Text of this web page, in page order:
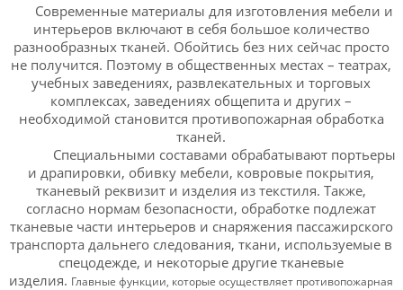
Современные материалы для изготовления мебели и
интерьеров включают в себя большое количество
разнообразных тканей. Обойтись без них сейчас просто
не получится. Поэтому в общественных местах – театрах,
учебных заведениях, развлекательных и торговых
комплексах, заведениях общепита и других –
необходимой становится противопожарная обработка
тканей.
Специальными составами обрабатывают портьеры
и драпировки, обивку мебели, ковровые покрытия,
тканевый реквизит и изделия из текстиля. Также,
согласно нормам безопасности, обработке подлежат
тканевые части интерьеров и снаряжения пассажирского
транспорта дальнего следования, ткани, используемые в
спецодежде, и некоторые другие тканевые
изделия. Главные функции, которые осуществляет противопожарная